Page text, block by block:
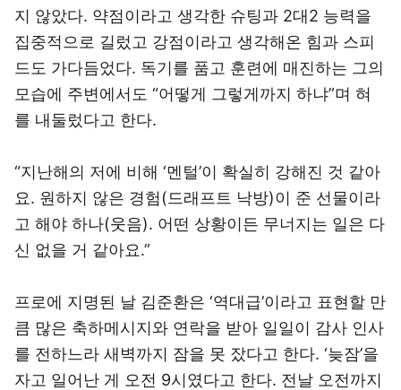
지 않았다. 약점이라고 생각한 슈팅과 2대2 능력을
집중적으로 길렀고 강점이라고 생각해온 힘과 스피
드도 가다듬었다. 독기를 품고 훈련에 매진하는 그의
모습에 주변에서도 “어떻게 그렇게까지 하냐”며 혀
를 내둘렀다고 한다.
“지난해의 저에 비해 ‘멘털’이 확실히 강해진 것 같아
요. 원하지 않은 경험(드래프트 낙방)이 준 선물이라
고 해야 하나(웃음). 어떤 상황이든 무너지는 일은 다
신 없을 거 같아요.”
프로에 지명된 날 김준환은 ‘역대급’이라고 표현할 만
큼 많은 축하메시지와 연락을 받아 일일이 감사 인사
를 전하느라 새벽까지 잠을 못 잤다고 한다. ‘늦잠’을
자고 일어난 게 오전 9시였다고 한다. 전날 오전까지